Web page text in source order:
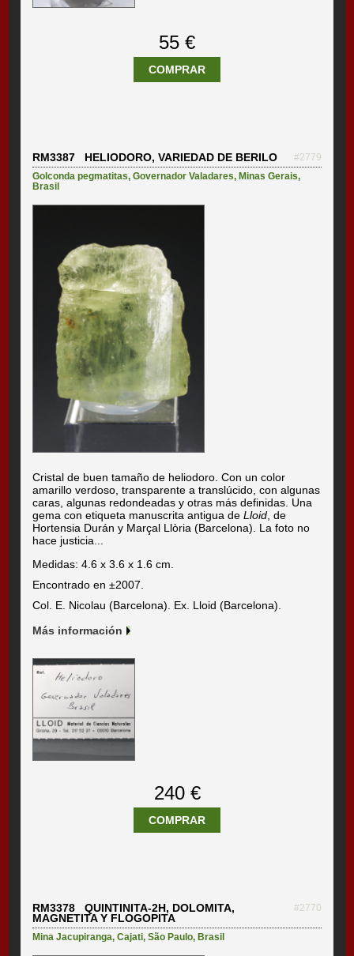
55 €
COMPRAR
RM3387 HELIODORO, VARIEDAD DE BERILO
#2779
Golconda pegmatitas,Governador Valadares,Minas Gerais,
Brasil
Cristal de buen tamaño de heliodoro. Con un color
amarillo verdoso, transparente a translúcido, con algunas
caras, algunas redondeadas y otras más definidas. Una
gema con etiqueta manuscrita antigua deLloid , de
Hortensia Durán y Marçal Llòria (Barcelona). La foto no
hace justicia...
Medidas: 4.6 x 3.6 x 1.6 cm.
Encontrado en ±2007.
Col. E. Nicolau (Barcelona). Ex. Lloid (Barcelona).
Más información
240 €
COMPRAR
RM3378 QUINTINITA-2H, DOLOMITA,
MAGNETITA Y FLOGOPITA
#2770
Mina Jacupiranga,Cajati,São Paulo,Brasil